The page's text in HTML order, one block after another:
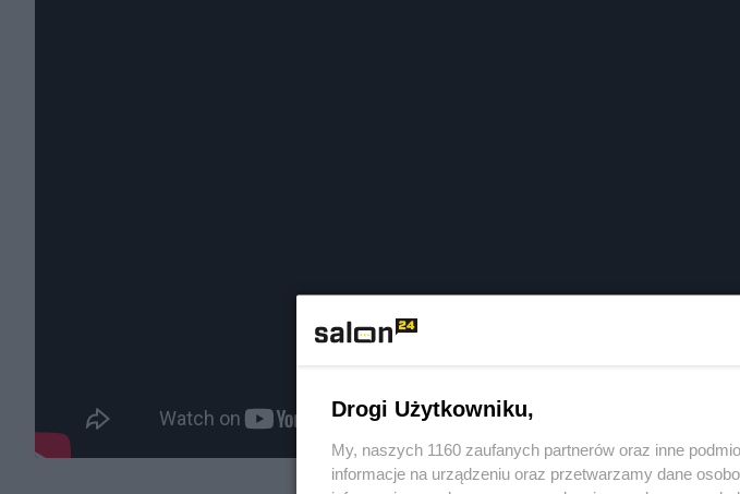
Drogi Użytkowniku,
My, naszych 1160 zaufanych partnerów oraz inne
informacje na urządzeniu oraz przetwarzamy dane